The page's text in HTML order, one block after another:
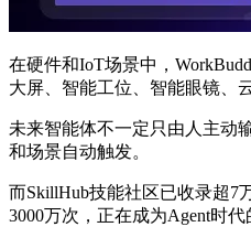
在硬件和IoT场景中，
大屏、智能工位、智能眼镜、
未来智能体不一定只由人主动
和场景自动触发。
而SkillHub技能社区已收录超7
3000万次，正在成为Agent时代